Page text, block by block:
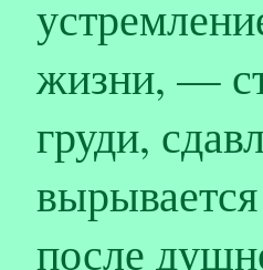
жизни, —
груди,
после